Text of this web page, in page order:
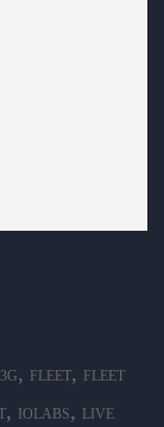
3G, FLEET, FLEET
, IOLABS, LIVE